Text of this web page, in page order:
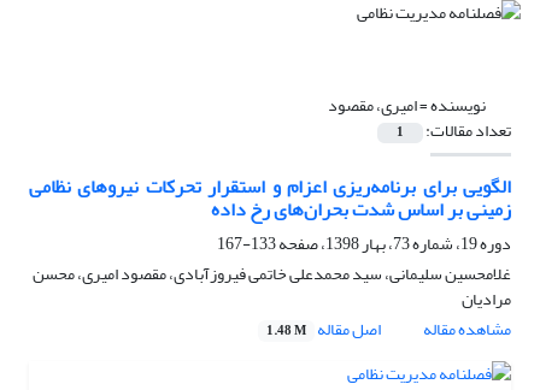
نویسنده =امیری، مقصود
تعداد مقالات: 1
الگویی برای برنامه‌ریزی اعزام و استقرار تحرکات نیروهای نظامی
زمینی بر اساس شدت بحران‌های رخ داده
دوره 19، شماره 73، بهار 1398، صفحه
133-167
غلامحسین سلیمانی، سید محمدعلی خاتمی فیروزآبادی، مقصود امیری، محسن
مرادیان
مشاهده مقاله
اصل مقاله 1.48 M